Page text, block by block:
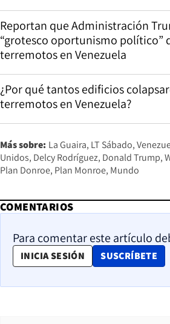
Reportan que Administración
“grotesco oportunismo político”
terremotos en Venezuela
¿Por qué tantos edificios
terremotos en Venezuela?
Más sobre: La Guaira LT Sábado
Unidos Delcy Rodríguez Donald Trump
Plan Donroe Plan Monroe Mundo
COMENTARIOS
Para comentar este artículo
INICIA SESIÓN SUSCRÍBETE
OPENS IN NEW